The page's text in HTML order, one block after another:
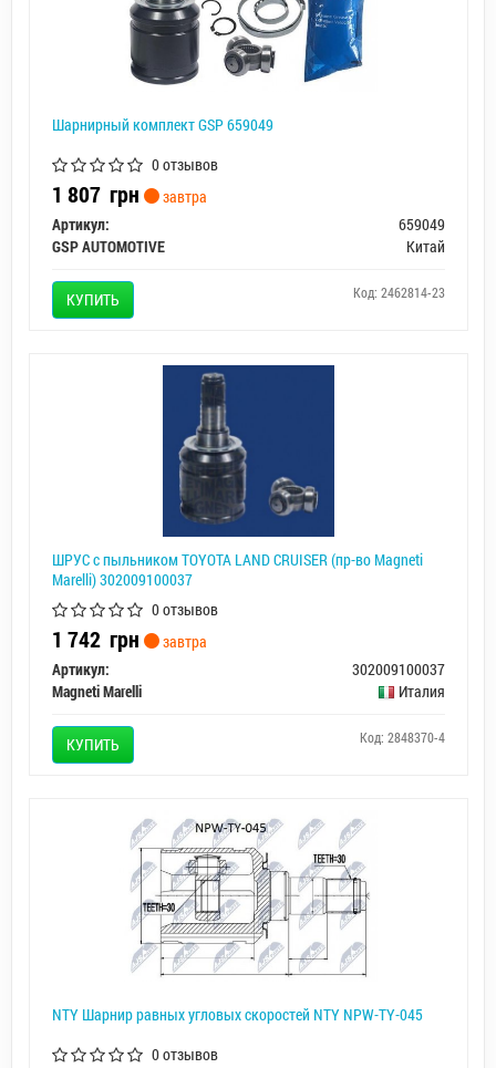
Шарнирный комплект GSP 659049
0 отзывов
1 807 грн
завтра
Артикул:
659049
GSP AUTOMOTIVE
Китай
КУПИТЬ Код: 2462814-23
ШРУС с пыльником TOYOTA LAND CRUISER (пр-во Magneti
Marelli) 302009100037
0 отзывов
1 742 грн
завтра
Артикул:
302009100037
Magneti Marelli
Италия
КУПИТЬ Код: 2848370-4
NTY Шарнир равных угловых скоростей NTY NPW-TY-045
0 отзывов